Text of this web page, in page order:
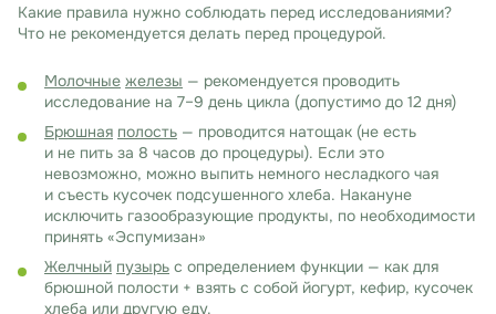
Какие правила нужно соблюдать перед исследованиями?
Что не рекомендуется делать перед процедурой.
Молочные железы — рекомендуется проводить
исследование на 7–9 день цикла (допустимо до 12 дня)
Брюшная полость — проводится натощак (не есть
и не пить за 8 часов до процедуры). Если это
невозможно, можно выпить немного несладкого чая
и съесть кусочек подсушенного хлеба. Накануне
исключить газообразующие продукты, по необходимости
принять «Эспумизан»
Желчный пузырь с определением функции — как для
брюшной полости + взять с собой йогурт, кефир, кусочек
хлеба или другую еду.